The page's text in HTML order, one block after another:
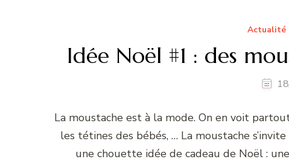
Actualité
Idée Noël #1 : des
La moustache est à la mode. On en voit
les tétines des bébés, … La moustache
une chouette idée de cadeau de Noël :